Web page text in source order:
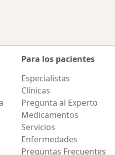
Para los pacientes
Especialistas
Clínicas
Pregunta al Experto
Medicamentos
Servicios
Enfermedades
Preguntas Frecuentes